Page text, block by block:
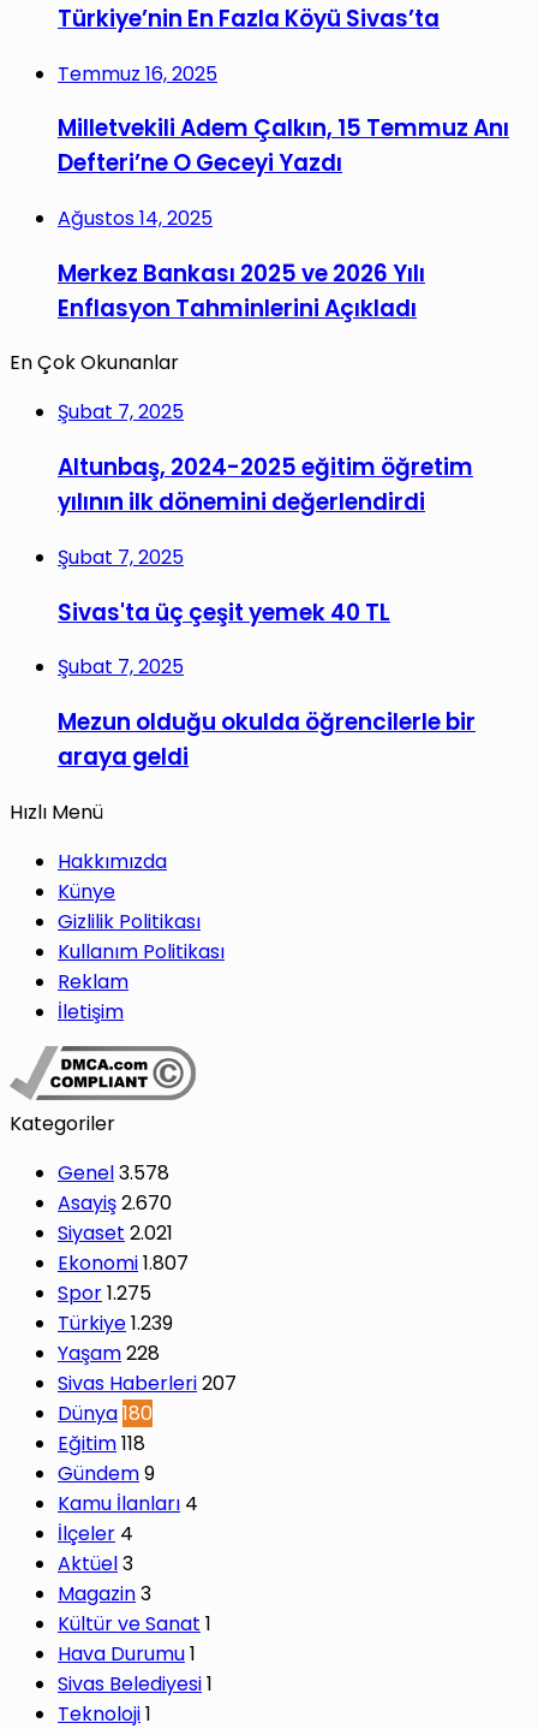
Türkiye’nin En Fazla Köyü Sivas’ta
Temmuz 16, 2025
Milletvekili Adem Çalkın, 15 Temmuz Anı
Defteri’ne O Geceyi Yazdı
Ağustos 14, 2025
Merkez Bankası 2025 ve 2026 Yılı
Enflasyon Tahminlerini Açıkladı
En Çok Okunanlar
Şubat 7, 2025
Altunbaş, 2024-2025 eğitim öğretim
yılının ilk dönemini değerlendirdi
Şubat 7, 2025
Sivas'ta üç çeşit yemek 40 TL
Şubat 7, 2025
Mezun olduğu okulda öğrencilerle bir
araya geldi
Hızlı Menü
Hakkımızda
Künye
Gizlilik Politikası
Kullanım Politikası
Reklam
İletişim
Kategoriler
Genel3.578
Asayiş2.670
Siyaset 2.021
Ekonomi1.807
Spor1.275
Türkiye1.239
Yaşam228
Sivas Haberleri207
Dünya180
Eğitim118
Gündem9
Kamu İlanları 4
İlçeler 4
Aktüel3
Magazin3
Kültür ve Sanat 1
Hava Durumu1
Sivas Belediyesi1
Teknoloji1